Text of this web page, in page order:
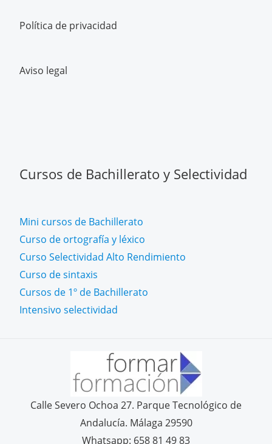
Política de privacidad
Aviso legal
Cursos de Bachillerato y Selectividad
Mini cursos de Bachillerato
Curso de ortografía y léxico
Curso Selectividad Alto Rendimiento
Curso de sintaxis
Cursos de 1º de Bachillerato
Intensivo selectividad
Calle Severo Ochoa 27. Parque Tecnológico de
Andalucía. Málaga 29590
Whatsapp: 658 81 49 83